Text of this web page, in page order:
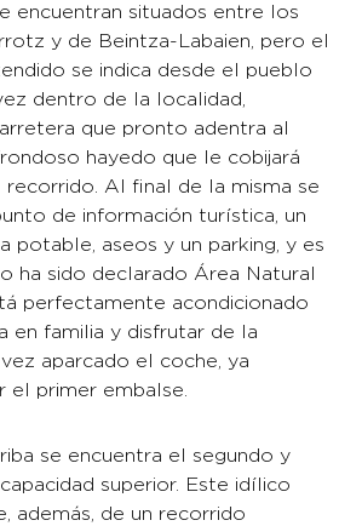
encuentran situados entre los
y de Beintza-Labaien, pero el
se indica desde el pueblo
dentro de la localidad,
que pronto adentra al
hayedo que le cobijará
Al final de la misma se
de información turística, un
potable, aseos y un parking, y es
ha sido declarado Área Natural
perfectamente acondicionado
en familia y disfrutar de la
aparcado el coche, ya
el primer embalse.
se encuentra el segundo y
superior. Este idílico
además, de un recorrido